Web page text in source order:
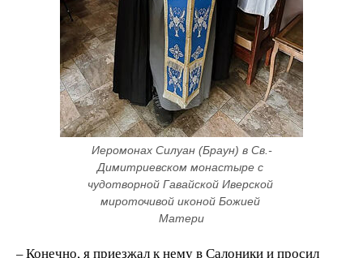
Иеромонах Силуан (Браун) в Св.-
Димитриевском монастыре с
чудотворной Гавайской Иверской
мироточивой иконой Божией
Матери
– Конечно, я приезжал к нему в Салоники и просил